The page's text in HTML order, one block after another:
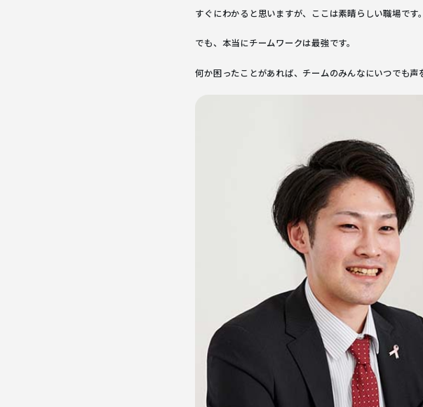
すぐにわかると思いますが、ここは素晴らしい職場で
でも、本当にチームワークは最強です。
何か困ったことがあれば、チームのみんなにいつでも声